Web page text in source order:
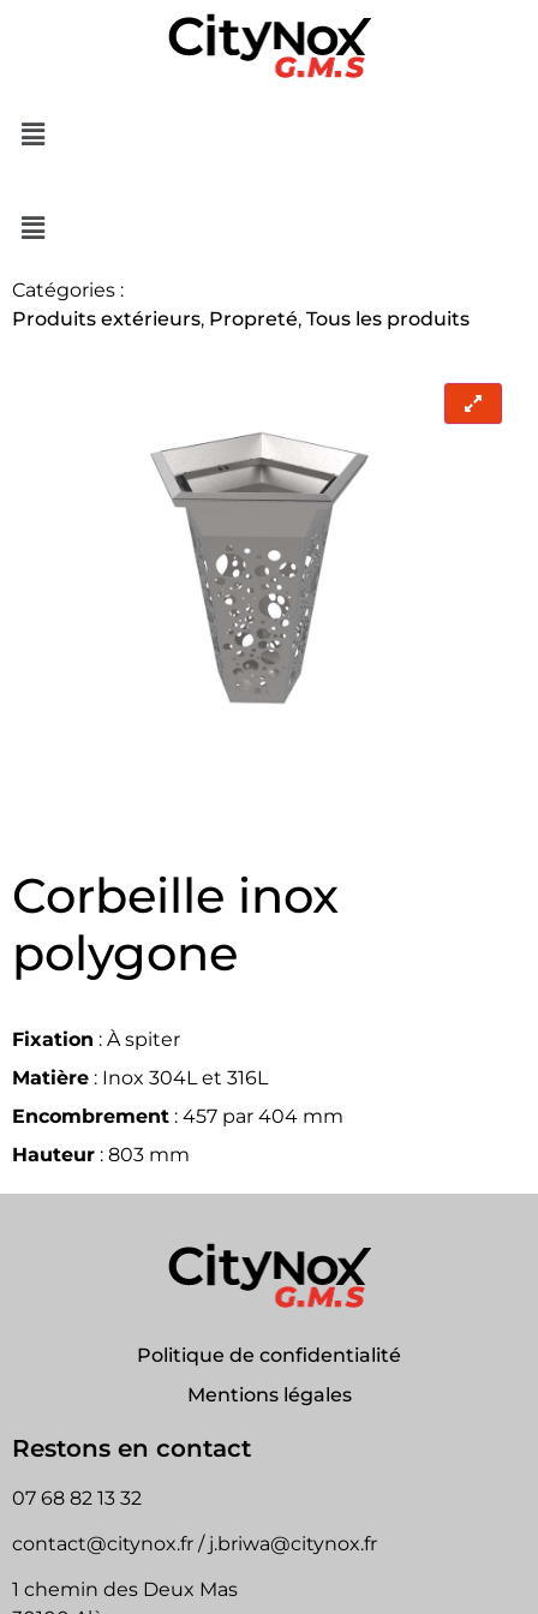
Catégories :
Produits extérieurs, Propreté, Tous les produits
Corbeille inox
polygone
Fixation : À spiter
Matière : Inox 304L et 316L
Encombrement : 457 par 404 mm
Hauteur : 803 mm
Politique de confidentialité
Mentions légales
Restons en contact
07 68 82 13 32
contact@citynox.fr / j.briwa@citynox.fr
1 chemin des Deux Mas